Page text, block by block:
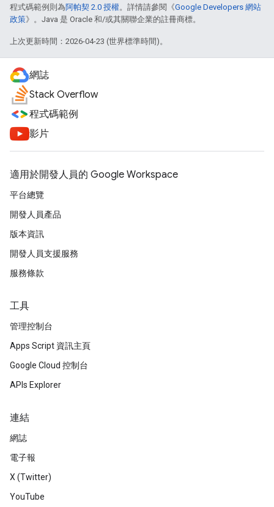
程式碼範例則為阿帕契 2.0 授權。詳情請參閱《Google Developers 網站
政策》。Java 是 Oracle 和/或其關聯企業的註冊商標。
上次更新時間：2026-04-23 (世界標準時間)。
網誌
Stack Overflow
程式碼範例
影片
適用於開發人員的 Google Workspace
平台總覽
開發人員產品
版本資訊
開發人員支援服務
服務條款
工具
管理控制台
Apps Script 資訊主頁
Google Cloud 控制台
APIs Explorer
連結
網誌
電子報
X (Twitter)
YouTube